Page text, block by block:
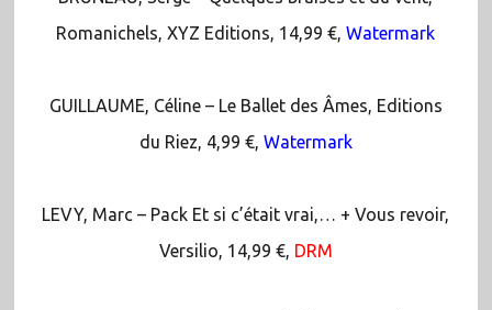
Romanichels, XYZ Editions, 14,99 €,Watermark
GUILLAUME, Céline – Le Ballet des Âmes, Editions
du Riez, 4,99 €, Watermark
LEVY, Marc – Pack Et si c’était vrai,… + Vous revoir,
Versilio, 14,99 €, DRM